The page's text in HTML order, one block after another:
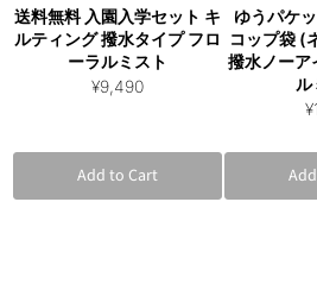
送料無料 入園入学セット キ
ルティング 撥水タイプ フロ
ーラルミスト
¥9,490
Add to Cart
ゆうパケ
コップ袋 (
撥水ノーア
ル